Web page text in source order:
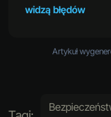
widzą błędów
Artykuł